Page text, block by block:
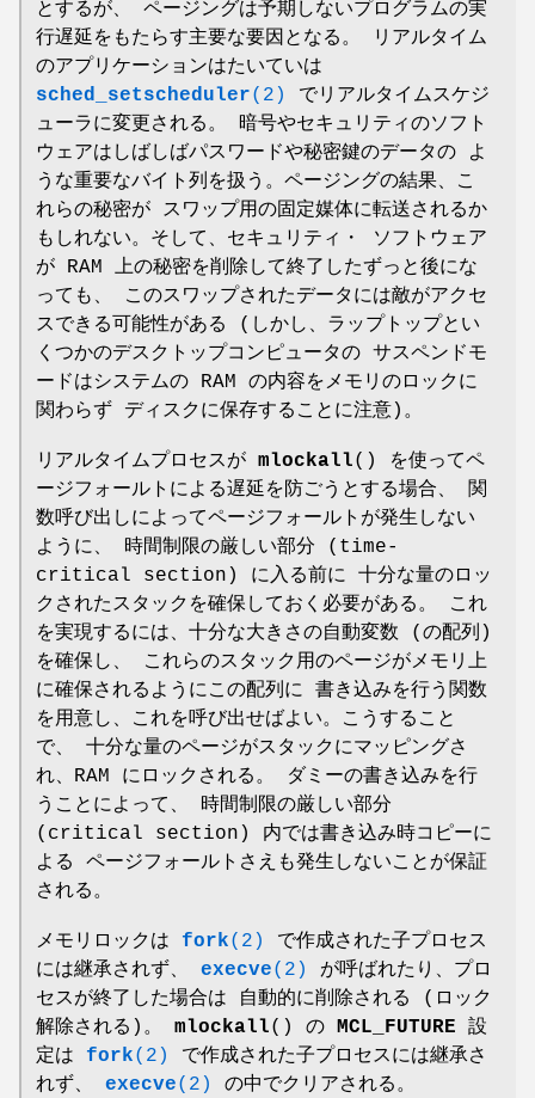
とするが、 ページングは予期しないプログラムの実
行遅延をもたらす主要な要因となる。 リアルタイム
のアプリケーションはたいていは
sched_setscheduler(2)
でリアルタイムスケジ
ューラに変更される。 暗号やセキュリティのソフト
ウェアはしばしばパスワードや秘密鍵のデータの よ
うな重要なバイト列を扱う。ページングの結果、こ
れらの秘密が スワップ用の固定媒体に転送されるか
もしれない。そして、セキュリティ・ ソフトウェア
が RAM 上の秘密を削除して終了したずっと後にな
っても、 このスワップされたデータには敵がアクセ
スできる可能性がある (しかし、ラップトップとい
くつかのデスクトップコンピュータの サスペンドモ
ードはシステムの RAM の内容をメモリのロックに
関わらず ディスクに保存することに注意)。
リアルタイムプロセスが mlockall() を使ってペ
ージフォールトによる遅延を防ごうとする場合、 関
数呼び出しによってページフォールトが発生しない
ように、 時間制限の厳しい部分 (time-
critical section) に入る前に 十分な量のロッ
クされたスタックを確保しておく必要がある。 これ
を実現するには、十分な大きさの自動変数 (の配列)
を確保し、 これらのスタック用のページがメモリ上
に確保されるようにこの配列に 書き込みを行う関数
を用意し、これを呼び出せばよい。こうすること
で、 十分な量のページがスタックにマッピングさ
れ、RAM にロックされる。 ダミーの書き込みを行
うことによって、 時間制限の厳しい部分
(critical section) 内では書き込み時コピーに
よる ページフォールトさえも発生しないことが保証
される。
メモリロックは fork(2)
で作成された子プロセス
には継承されず、 execve(2)
が呼ばれたり、プロ
セスが終了した場合は 自動的に削除される (ロック
解除される)。 mlockall() の MCL_FUTURE 設
定は fork(2)
で作成された子プロセスには継承さ
れず、 execve(2) の中でクリアされる。